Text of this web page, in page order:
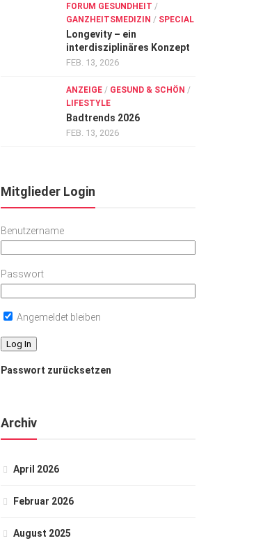
FORUM GESUNDHEIT /
GANZHEITSMEDIZIN / SPECIAL
Longevity – ein
interdisziplinäres Konzept
FEB. 13, 2026
ANZEIGE / GESUND & SCHÖN /
LIFESTYLE
Badtrends 2026
FEB. 13, 2026
Mitglieder Login
Benutzername
Passwort
Angemeldet bleiben
Passwort zurücksetzen
Archiv
April 2026
Februar 2026
August 2025